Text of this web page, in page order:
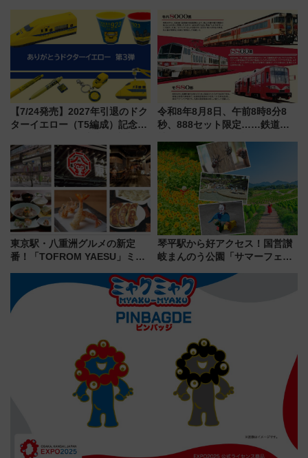
上級会員資格を効率よく獲得す
る方法を解説
谷実アレンジの特別仕様へ、8月
5日始発から
【7/24発売】2027年引退のドク
ターイエロー（T5編成）記念グ
送の目覚まし時計など通販・販
売店舗まとめ
令和8年8月8日、午前8時8分8
秒、888セット限定……鉄道各
たち
東京駅・八重洲グルメの新定
番！「TOFROM YAESU」ミシ
舗が集結した食の空間を徹底解
剖！（9/10開業）
琴平駅から好アクセス！国営讃
岐まんのう公園「サマーフェス
ブトムシに楽しいがいっぱい